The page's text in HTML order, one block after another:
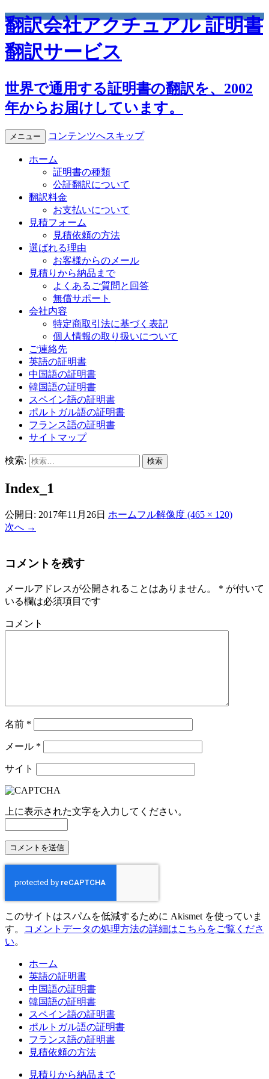
翻訳会社アクチュアル 証明書
翻訳サービス
世界で通用する証明書の翻訳を、2002
年からお届けしています。
メニュー コンテンツへスキップ
ホーム
証明書の種類
公証翻訳について
翻訳料金
お支払いについて
見積フォーム
見積依頼の方法
選ばれる理由
お客様からのメール
見積りから納品まで
よくあるご質問と回答
無償サポート
会社内容
特定商取引法に基づく表記
個人情報の取り扱いについて
ご連絡先
英語の証明書
中国語の証明書
韓国語の証明書
スペイン語の証明書
ポルトガル語の証明書
フランス語の証明書
サイトマップ
検索:
Index_1
公開日: 2017年11月26日 ホームフル解像度 (465 × 120)
次へ →
コメントを残す
メールアドレスが公開されることはありません。 * が付いて
いる欄は必須項目です
コメント
名前 *
メール *
サイト
上に表示された文字を入力してください。
このサイトはスパムを低減するために Akismet を使っていま
す。
コメントデータの処理方法の詳細はこちらをご覧くださ
い。
ホーム
英語の証明書
中国語の証明書
韓国語の証明書
スペイン語の証明書
ポルトガル語の証明書
フランス語の証明書
見積依頼の方法
見積りから納品まで